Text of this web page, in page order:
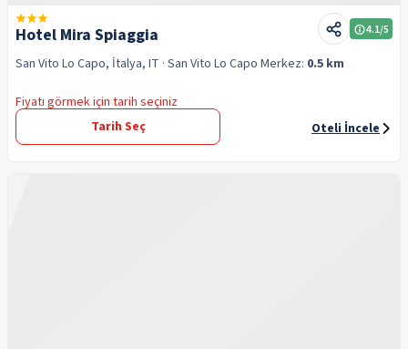
Hotel Mira Spiaggia 4.1/5
San Vito Lo Capo, İtalya, IT · San Vito Lo Capo Merkez: 0.5 km
Fiyatı görmek için tarih seçiniz
Tarih Seç
Oteli İncele